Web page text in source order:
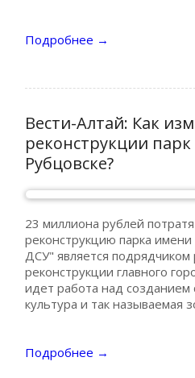
Подробнее →
Вести-Алтай: Как
реконструкции
Рубцовске?
23 миллиона рублей
реконструкцию парка
ДСУ" является подрядчиком
реконструкции главного
идет работа над созданием
культура и так называемая
Подробнее →